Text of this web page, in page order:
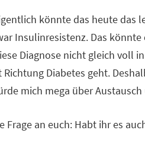
könnte das heute das
Insulinresistenz. Das
Diagnose nicht gleich voll
Diabetes geht.
mich mega über
Frage an euch: Habt ihr es